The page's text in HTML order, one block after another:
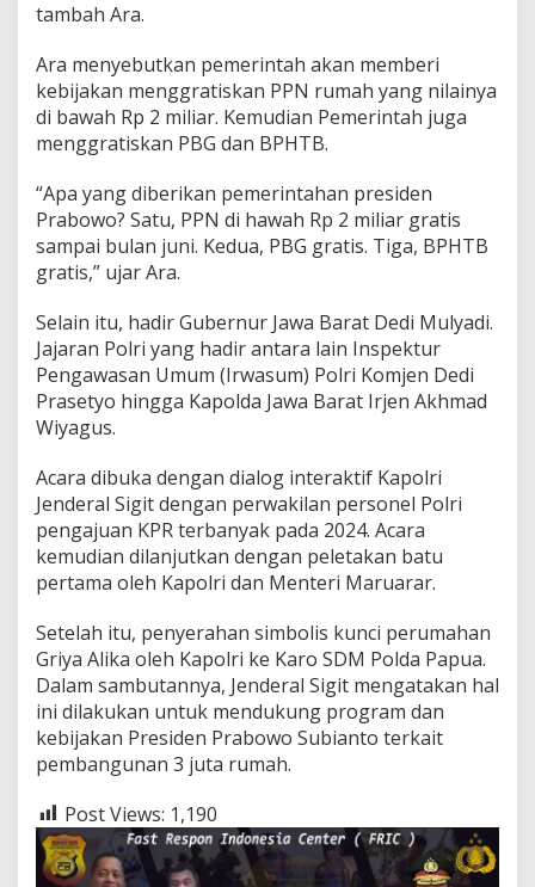
tambah Ara.
Ara menyebutkan pemerintah akan memberi
kebijakan menggratiskan PPN rumah yang nilainya
di bawah Rp 2 miliar. Kemudian Pemerintah juga
menggratiskan PBG dan BPHTB.
“Apa yang diberikan pemerintahan presiden
Prabowo? Satu, PPN di hawah Rp 2 miliar gratis
sampai bulan juni. Kedua, PBG gratis. Tiga, BPHTB
gratis,” ujar Ara.
Selain itu, hadir Gubernur Jawa Barat Dedi Mulyadi.
Jajaran Polri yang hadir antara lain Inspektur
Pengawasan Umum (Irwasum) Polri Komjen Dedi
Prasetyo hingga Kapolda Jawa Barat Irjen Akhmad
Wiyagus.
Acara dibuka dengan dialog interaktif Kapolri
Jenderal Sigit dengan perwakilan personel Polri
pengajuan KPR terbanyak pada 2024. Acara
kemudian dilanjutkan dengan peletakan batu
pertama oleh Kapolri dan Menteri Maruarar.
Setelah itu, penyerahan simbolis kunci perumahan
Griya Alika oleh Kapolri ke Karo SDM Polda Papua.
Dalam sambutannya, Jenderal Sigit mengatakan hal
ini dilakukan untuk mendukung program dan
kebijakan Presiden Prabowo Subianto terkait
pembangunan 3 juta rumah.
Post Views: 1,190